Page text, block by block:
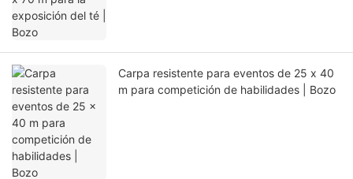
Carpa resistente para eventos de 25 x 40
m para competición de habilidades | Bozo